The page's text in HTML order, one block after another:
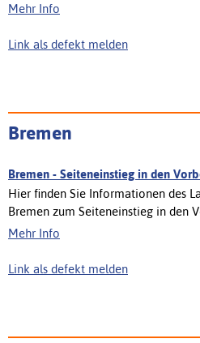
Mehr Info
Link als defekt melden
Bremen
Bremen - Seiteneinstieg in den
Hier finden Sie Informationen des
Bremen zum Seiteneinstieg in den
Mehr Info
Link als defekt melden